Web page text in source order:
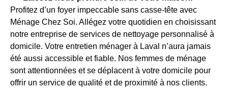
Profitez d’un foyer impeccable sans casse-tête avec
Ménage Chez Soi. Allégez votre quotidien en choisissant
notre entreprise de services de nettoyage personnalisé à
domicile. Votre entretien ménager à Laval n’aura jamais
été aussi accessible et fiable. Nos femmes de ménage
sont attentionnées et se déplacent à votre domicile pour
offrir un service de qualité et de proximité à nos clients.